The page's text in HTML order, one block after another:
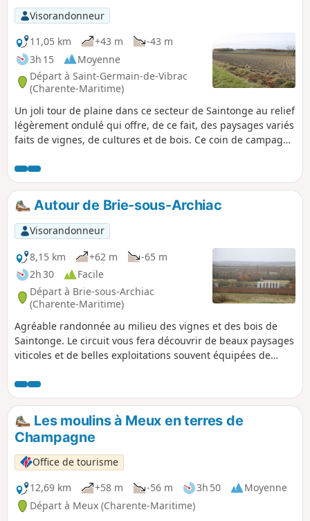
Visorandonneur
11,05 km
+43 m
-43 m
3h 15
Moyenne
Départ à Saint-Germain-de-Vibrac
(Charente-Maritime)
Un joli tour de plaine dans ce secteur de Saintonge au relief
légèrement ondulé qui offre, de ce fait, des paysages variés
faits de vignes, de cultures et de bois. Ce coin de campagne
parcours permet de voir de beaux exemples du patrimoine
bâti charentais.
Autour de Brie-sous-Archiac
Visorandonneur
8,15 km
+62 m
-65 m
2h 30
Facile
Départ à Brie-sous-Archiac
(Charente-Maritime)
Agréable randonnée au milieu des vignes et des bois de
Saintonge. Le circuit vous fera découvrir de beaux paysages
viticoles et de belles exploitations souvent équipées de
Cognac.
Les moulins à Meux en terres de
Champagne
Office de tourisme
12,69 km
+58 m -56 m 3h 50
Moyenne
Départ à Meux (Charente-Maritime)